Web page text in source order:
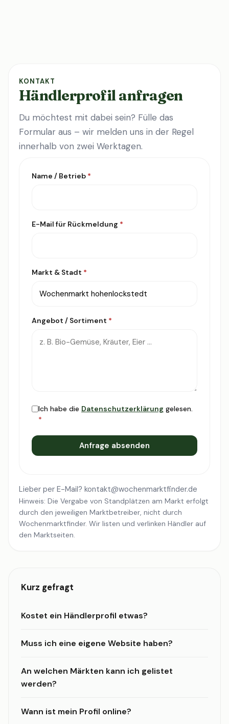
KONTAKT
Händlerprofil anfragen
Du möchtest mit dabei sein? Fülle das
Formular aus – wir melden uns in der Regel
innerhalb von zwei Werktagen.
Name / Betrieb *
E-Mail für Rückmeldung *
Markt & Stadt *
Angebot / Sortiment *
Ich habe die Datenschutzerklärung gelesen.
*
Anfrage absenden
Lieber per E-Mail? kontakt@wochenmarktfinder.de
Hinweis: Die Vergabe von Standplätzen am Markt erfolgt
durch den jeweiligen Marktbetreiber, nicht durch
Wochenmarktfinder. Wir listen und verlinken Händler auf
den Marktseiten.
Kurz gefragt
Kostet ein Händlerprofil etwas?
Muss ich eine eigene Website haben?
An welchen Märkten kann ich gelistet
werden?
Wann ist mein Profil online?